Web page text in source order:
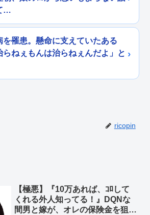
…
を罹患。懸命に支えていたある
らねぇもんは治らねぇんだよ」と
ricopin
【極悪】『10万あれば、ｺﾛして
くれる外人知ってる！』DQNな
間男と嫁が、オレの保険金を狙っ